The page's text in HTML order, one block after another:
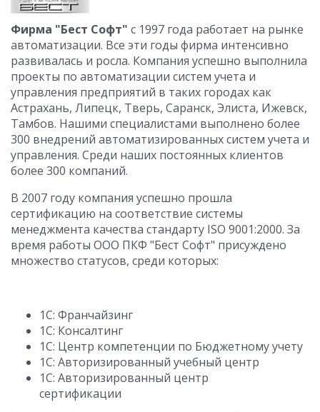
Фирма "Бест Софт" с 1997 года работает на рынке
автоматизации. Все эти годы фирма интенсивно
развивалась и росла. Компания успешно выполнила
проекты по автоматизации систем учета и
управления предприятий в таких городах как
Астрахань, Липецк, Тверь, Саранск, Элиста, Ижевск,
Тамбов. Нашими специалистами выполнено более
300 внедрений автоматизированных систем учета и
управления. Среди наших постоянных клиентов
более 300 компаний.
В 2007 году компания успешно прошла
сертификацию на соответствие системы
менеджмента качества стандарту ISO 9001:2000. За
время работы ООО ПКФ "Бест Софт" присуждено
множество статусов, среди которых:
1С: Франчайзинг
1С: Консалтинг
1С: Центр компетенции по Бюджетному учету
1С: Авторизированный учебный центр
1С: Авторизированный центр
сертификации